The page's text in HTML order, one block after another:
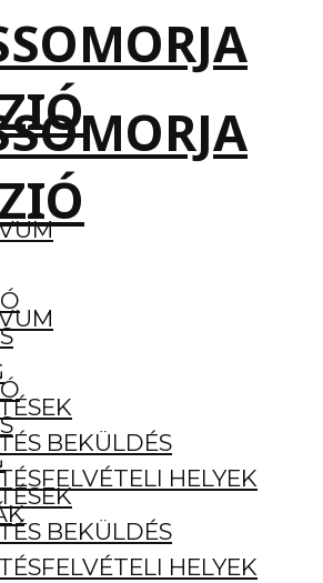
BEKÜLDÉS
HELYEK
BEKÜLDÉS
HELYEK